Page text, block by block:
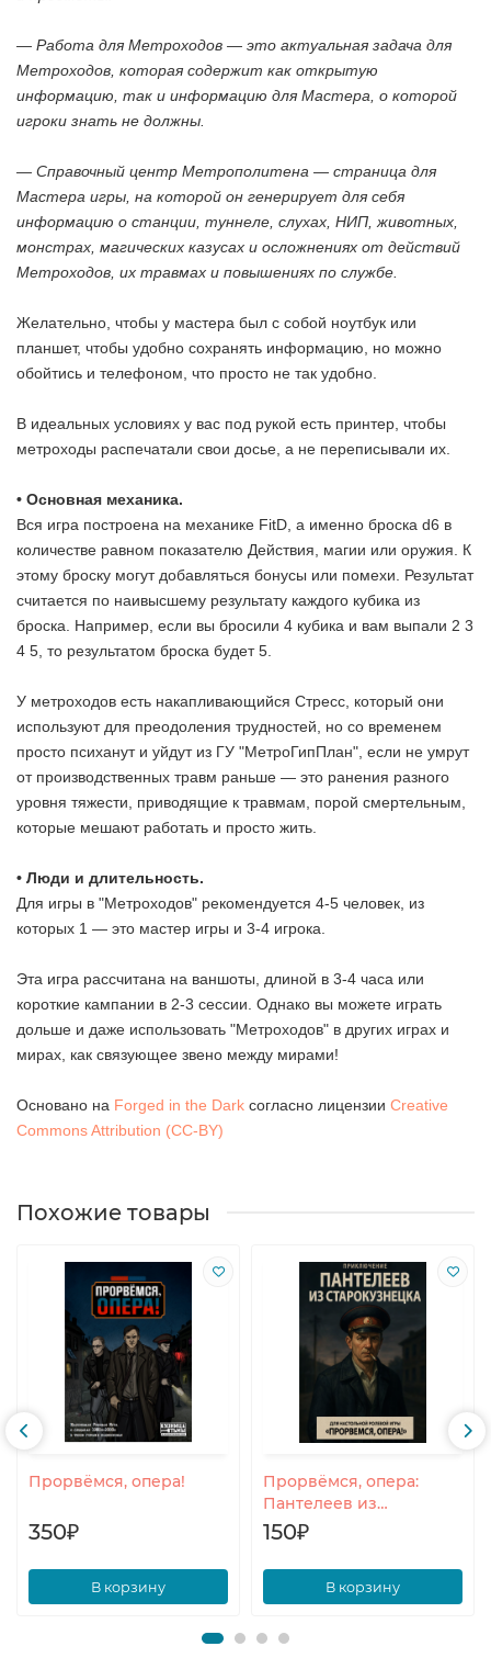
— Работа для Метроходов — это актуальная задача для
Метроходов, которая содержит как открытую
информацию, так и информацию для Мастера, о которой
игроки знать не должны.
— Справочный центр Метрополитена — страница для
Мастера игры, на которой он генерирует для себя
информацию о станции, туннеле, слухах, НИП, животных,
монстрах, магических казусах и осложнениях от действий
Метроходов, их травмах и повышениях по службе.
Желательно, чтобы у мастера был с собой ноутбук или
планшет, чтобы удобно сохранять информацию, но можно
обойтись и телефоном, что просто не так удобно.
В идеальных условиях у вас под рукой есть принтер, чтобы
метроходы распечатали свои досье, а не переписывали их.
• Основная механика.
Вся игра построена на механике FitD, а именно броска d6 в
количестве равном показателю Действия, магии или оружия. К
этому броску могут добавляться бонусы или помехи. Результат
считается по наивысшему результату каждого кубика из
броска. Например, если вы бросили 4 кубика и вам выпали 2 3
4 5, то результатом броска будет 5.
У метроходов есть накапливающийся Стресс, который они
используют для преодоления трудностей, но со временем
просто психанут и уйдут из ГУ "МетроГипПлан", если не умрут
от производственных травм раньше — это ранения разного
уровня тяжести, приводящие к травмам, порой смертельным,
которые мешают работать и просто жить.
• Люди и длительность.
Для игры в "Метроходов" рекомендуется 4-5 человек, из
которых 1 — это мастер игры и 3-4 игрока.
Эта игра рассчитана на ваншоты, длиной в 3-4 часа или
короткие кампании в 2-3 сессии. Однако вы можете играть
дольше и даже использовать "Метроходов" в других играх и
мирах, как связующее звено между мирами!
Основано на Forged in the Dark согласно лицензии Creative
Commons Attribution (CC-BY)
Похожие товары
Прорвёмся, опера!
350₽
В корзину
Прорвёмся, опера:
Пантелеев из
Старокузнецка
150₽
В корзину